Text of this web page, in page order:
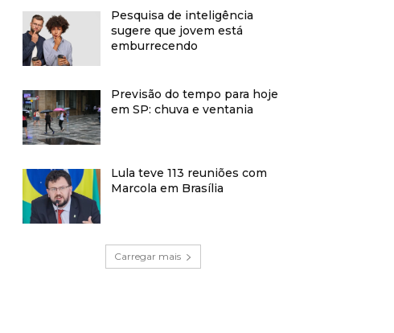
Pesquisa de inteligência
sugere que jovem está
emburrecendo
Previsão do tempo para hoje
em SP: chuva e ventania
Lula teve 113 reuniões com
Marcola em Brasília
Carregar mais